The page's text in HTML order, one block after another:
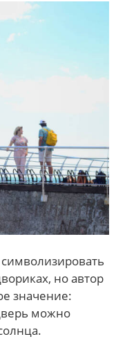
но автор
значение:
можно